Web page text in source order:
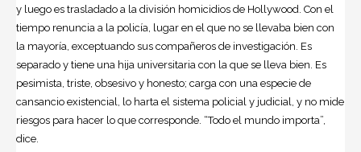
y luego es trasladado a la división homicidios de Hollywood. Con el
tiempo renuncia a la policía, lugar en el que no se llevaba bien con
la mayoría, exceptuando sus compañeros de investigación. Es
separado y tiene una hija universitaria con la que se lleva bien. Es
pesimista, triste, obsesivo y honesto; carga con una especie de
cansancio existencial, lo harta el sistema policial y judicial, y no mide
riesgos para hacer lo que corresponde. “Todo el mundo importa”,
dice.